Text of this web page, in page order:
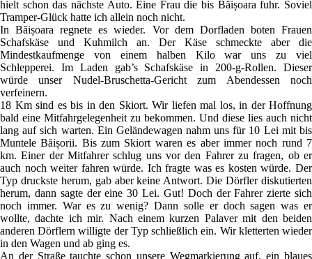
hielt schon das nächste Auto. Eine Frau die bis Băișoara fuhr. Soviel
Tramper-Glück hatte ich allein noch nicht.
In Băișoara regnete es wieder. Vor dem Dorfladen boten Frauen
Schafskäse und Kuhmilch an. Der Käse schmeckte aber die
Mindestkaufmenge von einem halben Kilo war uns zu viel
Schlepperei. Im Laden gab’s Schafskäse in 200-g-Rollen. Dieser
würde unser Nudel-Bruschetta-Gericht zum Abendessen noch
verfeinern.
18 Km sind es bis in den Skiort. Wir liefen mal los, in der Hoffnung
bald eine Mitfahrgelegenheit zu bekommen. Und diese lies auch nicht
lang auf sich warten. Ein Geländewagen nahm uns für 10 Lei mit bis
Muntele Băișorii. Bis zum Skiort waren es aber immer noch rund 7
km. Einer der Mitfahrer schlug uns vor den Fahrer zu fragen, ob er
auch noch weiter fahren würde. Ich fragte was es kosten würde. Der
Typ druckste herum, gab aber keine Antwort. Die Dörfler diskutierten
herum, dann sagte der eine 30 Lei. Gut! Doch der Fahrer zierte sich
noch immer. War es zu wenig? Dann solle er doch sagen was er
wollte, dachte ich mir. Nach einem kurzen Palaver mit den beiden
anderen Dörflern willigte der Typ schließlich ein. Wir kletterten wieder
in den Wagen und ab ging es.
An der Straße tauchte schon unsere Wegmarkierung auf, ein blaues